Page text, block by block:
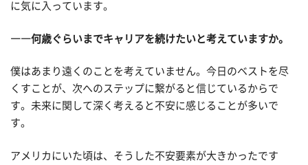
に気に入っています。
――何歳ぐらいまでキャリアを続けたいと考えていますか。
僕はあまり遠くのことを考えていません。今日のベストを尽
くすことが、次へのステップに繋がると信じているからで
す。未来に関して深く考えると不安に感じることが多いで
す。
アメリカにいた頃は、そうした不安要素が大きかったです